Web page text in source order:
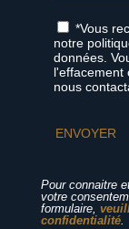
*Vous
notre
données.
l'effacement
nous
Pour connaitre
votre
formulaire,
confidentialité.